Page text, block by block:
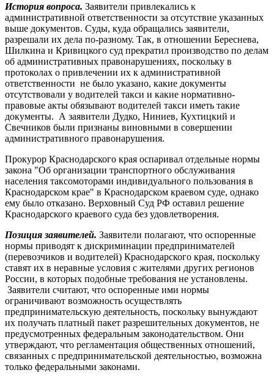
История вопроса. Заявители привлекались к
административной ответственности за отсутствие указанных
выше документов. Суды, куда обращались заявители,
разрешали их дела по-разному. Так, в отношении Береснева,
Шилкина и Кривицкого суд прекратил производство по делам
об административных правонарушениях, поскольку в
протоколах о привлечении их к административной
ответственности не было указано, какие документы
отсутствовали у водителей такси и какие нормативно-
правовые акты обязывают водителей такси иметь такие
документы. А заявители Дудко, Ниниев, Кухтицкий и
Свечников были признаны виновными в совершении
административного правонарушения.
Прокурор Краснодарского края оспаривал отдельные нормы
закона "Об организации транспортного обслуживания
населения таксомоторами индивидуального пользования в
Краснодарском крае" в Краснодарском краевом суде, однако
ему было отказано. Верховный Суд РФ оставил решение
Краснодарского краевого суда без удовлетворения.
Позиция заявителей. Заявители полагают, что оспоренные
нормы приводят к дискриминации предпринимателей
(перевозчиков и водителей) Краснодарского края, поскольку
ставят их в неравные условия с жителями других регионов
России, в которых подобные требования не установлены.
Заявители считают, что оспоренные ими нормы
ограничивают возможность осуществлять
предпринимательскую деятельность, поскольку вынуждают
их получать платный пакет разрешительных документов, не
предусмотренных федеральным законодательством. Они
утверждают, что регламентация общественных отношений,
связанных с предпринимательской деятельностью, возможна
только федеральными законами.